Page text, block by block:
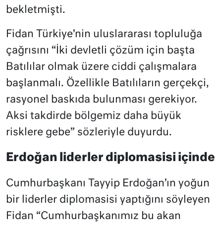
bekletmişti.
Fidan Türkiye’nin uluslararası topluluğa
çağrısını “İki devletli çözüm için başta
Batılılar olmak üzere ciddi çalışmalara
başlanmalı. Özellikle Batılıların gerçekçi,
rasyonel baskıda bulunması gerekiyor.
Aksi takdirde bölgemiz daha büyük
risklere gebe” sözleriyle duyurdu.
Erdoğan liderler diplomasisi içinde
Cumhurbaşkanı Tayyip Erdoğan’ın yoğun
bir liderler diplomasisi yaptığını söyleyen
Fidan “Cumhurbaşkanımız bu akan